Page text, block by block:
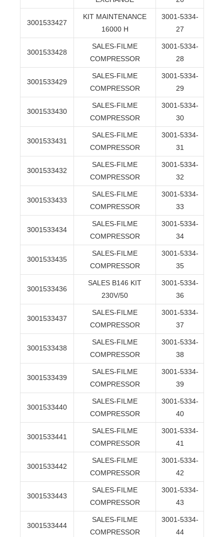
3001533427
KIT MAINTENANCE
16000 H
3001-5334-
27
3001533428
SALES-FILME
COMPRESSOR
3001-5334-
28
3001533429
SALES-FILME
COMPRESSOR
3001-5334-
29
3001533430
SALES-FILME
COMPRESSOR
3001-5334-
30
3001533431
SALES-FILME
COMPRESSOR
3001-5334-
31
3001533432
SALES-FILME
COMPRESSOR
3001-5334-
32
3001533433
SALES-FILME
COMPRESSOR
3001-5334-
33
3001533434
SALES-FILME
COMPRESSOR
3001-5334-
34
3001533435
SALES-FILME
COMPRESSOR
3001-5334-
35
3001533436
SALES B146 KIT
230V/50
3001-5334-
36
3001533437
SALES-FILME
COMPRESSOR
3001-5334-
37
3001533438
SALES-FILME
COMPRESSOR
3001-5334-
38
3001533439
SALES-FILME
COMPRESSOR
3001-5334-
39
3001533440
SALES-FILME
COMPRESSOR
3001-5334-
40
3001533441
SALES-FILME
COMPRESSOR
3001-5334-
41
3001533442
SALES-FILME
COMPRESSOR
3001-5334-
42
3001533443
SALES-FILME
COMPRESSOR
3001-5334-
43
3001533444
SALES-FILME
COMPRESSOR
3001-5334-
44